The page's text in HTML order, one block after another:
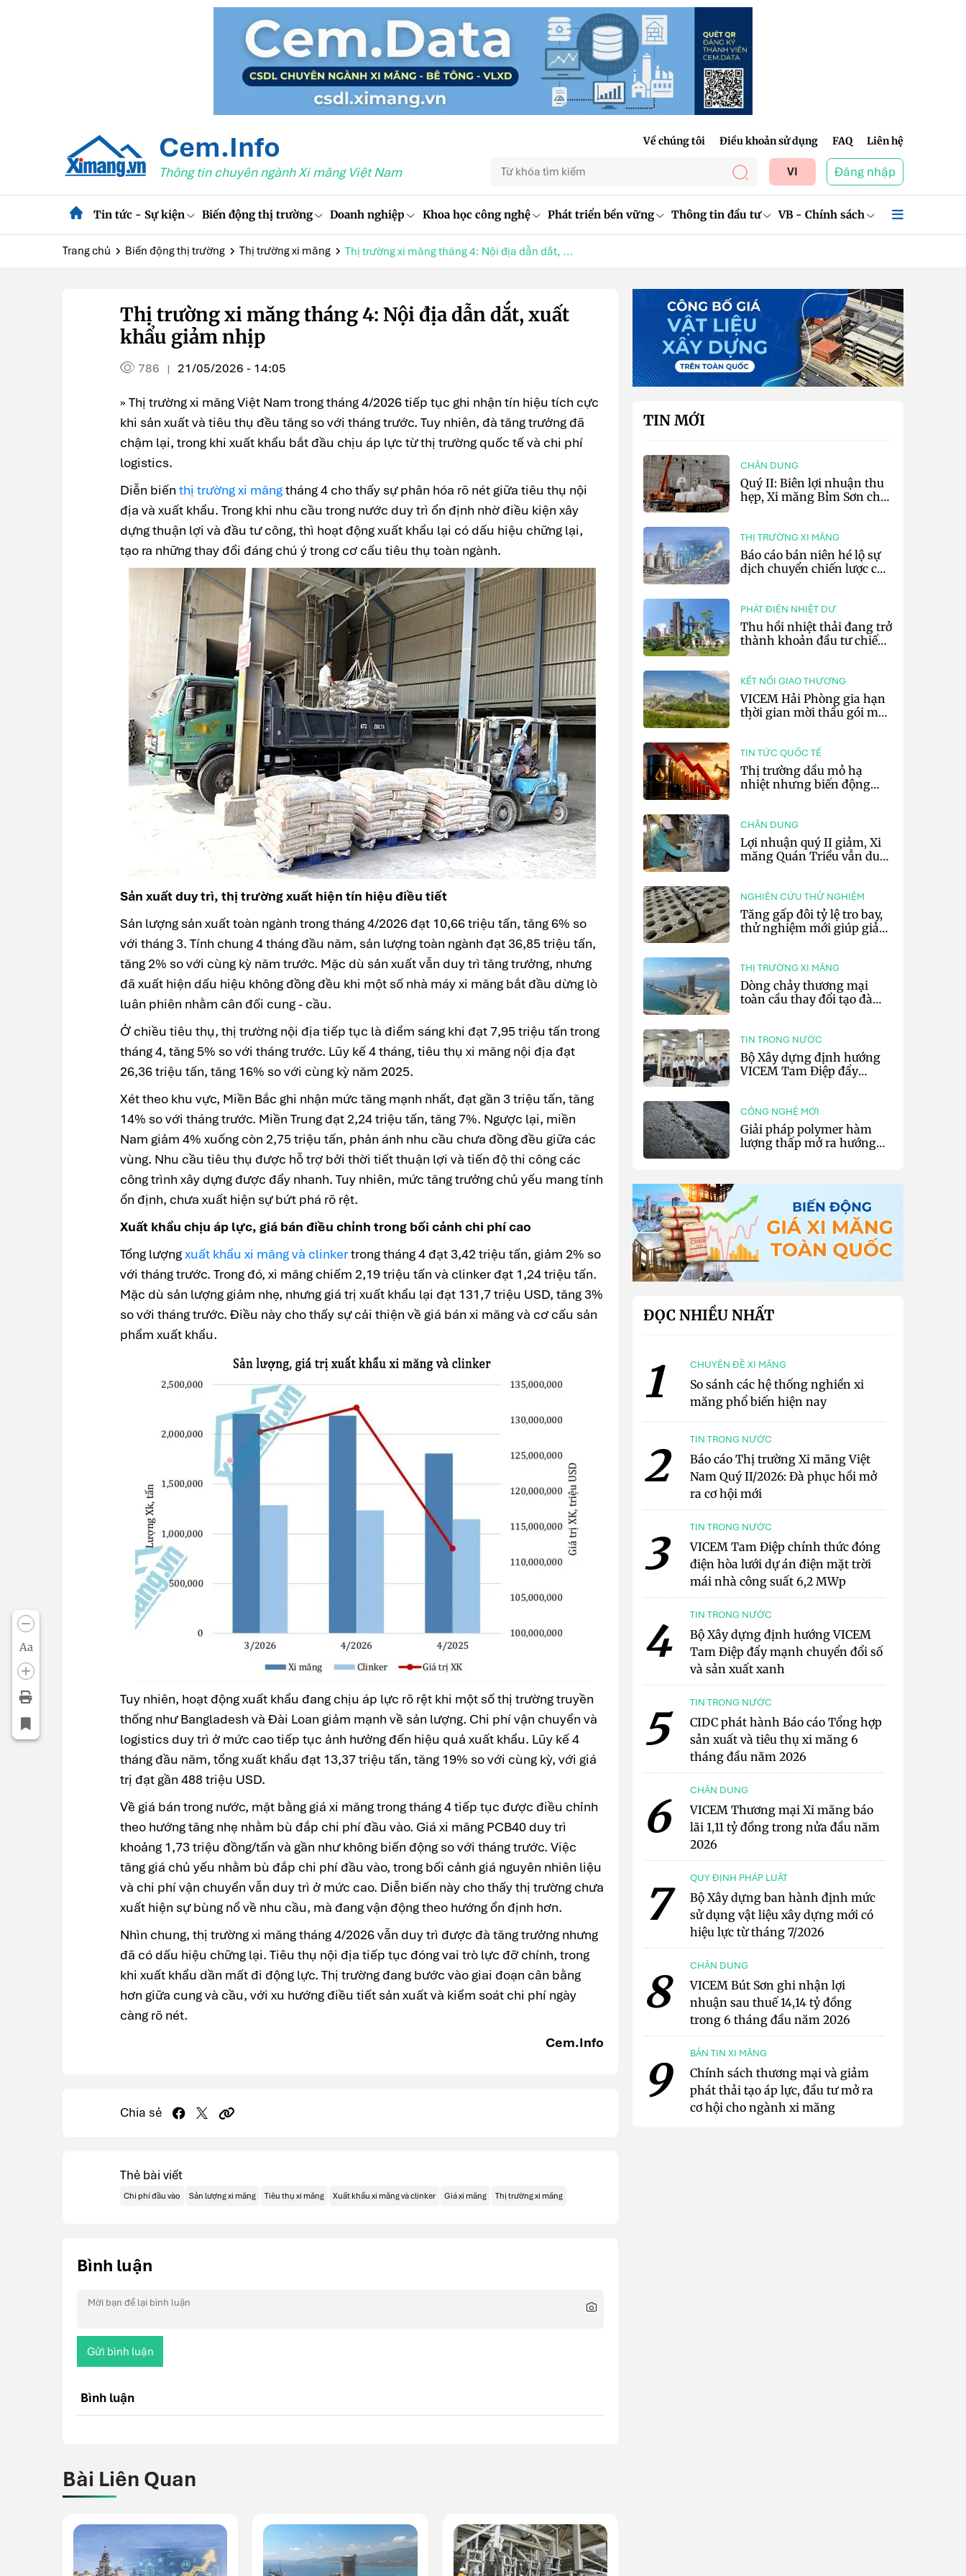
Cem.Info
Thông tin chuyên ngành Xi măng Việt Nam
Về chúng tôi Điều khoản sử dụng FAQ Liên hệ
VI Đăng nhập
Tin tức - Sự kiện Biến động thị trường Doanh nghiệp Khoa học công nghệ Phát triển bền vững Thông tin đầu tư VB - Chính sách
Trang chủ Biến động thị trường Thị trường xi măng Thị trường xi măng tháng 4: Nội địa dẫn dắt, ...
Aa
Thị trường xi măng tháng 4: Nội địa dẫn dắt, xuất
khẩu giảm nhịp
786 | 21/05/2026 - 14:05
» Thị trường xi măng Việt Nam trong tháng 4/2026 tiếp tục ghi nhận tín hiệu tích cực
khi sản xuất và tiêu thụ đều tăng so với tháng trước. Tuy nhiên, đà tăng trưởng đã
chậm lại, trong khi xuất khẩu bắt đầu chịu áp lực từ thị trường quốc tế và chi phí
logistics.
Diễn biến thị trường xi măngtháng 4 cho thấy sự phân hóa rõ nét giữa tiêu thụ nội
địa và xuất khẩu. Trong khi nhu cầu trong nước duy trì ổn định nhờ điều kiện xây
dựng thuận lợi và đầu tư công, thì hoạt động xuất khẩu lại có dấu hiệu chững lại,
tạo ra những thay đổi đáng chú ý trong cơ cấu tiêu thụ toàn ngành.
Sản xuất duy trì, thị trường xuất hiện tín hiệu điều tiết
Sản lượng sản xuất toàn ngành trong tháng 4/2026 đạt 10,66 triệu tấn, tăng 6% so
với tháng 3. Tính chung 4 tháng đầu năm, sản lượng toàn ngành đạt 36,85 triệu tấn,
tăng 2% so với cùng kỳ năm trước. Mặc dù sản xuất vẫn duy trì tăng trưởng, nhưng
đã xuất hiện dấu hiệu không đồng đều khi một số nhà máy xi măng bắt đầu dừng lò
luân phiên nhằm cân đối cung - cầu.
Ở chiều tiêu thụ, thị trường nội địa tiếp tục là điểm sáng khi đạt 7,95 triệu tấn trong
tháng 4, tăng 5% so với tháng trước. Lũy kế 4 tháng, tiêu thụ xi măng nội địa đạt
26,36 triệu tấn, tăng 16% so với cùng kỳ năm 2025.
Xét theo khu vực, Miền Bắc ghi nhận mức tăng mạnh nhất, đạt gần 3 triệu tấn, tăng
14% so với tháng trước. Miền Trung đạt 2,24 triệu tấn, tăng 7%. Ngược lại, miền
Nam giảm 4% xuống còn 2,75 triệu tấn, phản ánh nhu cầu chưa đồng đều giữa các
vùng. Nhu cầu tiêu thụ được hỗ trợ bởi thời tiết thuận lợi và tiến độ thi công các
công trình xây dựng được đẩy nhanh. Tuy nhiên, mức tăng trưởng chủ yếu mang tính
ổn định, chưa xuất hiện sự bứt phá rõ rệt.
Xuất khẩu chịu áp lực, giá bán điều chỉnh trong bối cảnh chi phí cao
Tổng lượngxuất khẩu xi măng và clinkertrong tháng 4 đạt 3,42 triệu tấn, giảm 2% so
với tháng trước. Trong đó, xi măng chiếm 2,19 triệu tấn và clinker đạt 1,24 triệu tấn.
Mặc dù sản lượng giảm nhẹ, nhưng giá trị xuất khẩu lại đạt 131,7 triệu USD, tăng 3%
so với tháng trước. Điều này cho thấy sự cải thiện về giá bán xi măng và cơ cấu sản
phẩm xuất khẩu.
Tuy nhiên, hoạt động xuất khẩu đang chịu áp lực rõ rệt khi một số thị trường truyền
thống như Bangladesh và Đài Loan giảm mạnh về sản lượng. Chi phí vận chuyển và
logistics duy trì ở mức cao tiếp tục ảnh hưởng đến hiệu quả xuất khẩu. Lũy kế 4
tháng đầu năm, tổng xuất khẩu đạt 13,37 triệu tấn, tăng 19% so với cùng kỳ, với giá
trị đạt gần 488 triệu USD.
Về giá bán trong nước, mặt bằng giá xi măng trong tháng 4 tiếp tục được điều chỉnh
theo hướng tăng nhẹ nhằm bù đắp chi phí đầu vào. Giá xi măng PCB40 duy trì
khoảng 1,73 triệu đồng/tấn và gần như không biến động so với tháng trước. Việc
tăng giá chủ yếu nhằm bù đắp chi phí đầu vào, trong bối cảnh giá nguyên nhiên liệu
và chi phí vận chuyển vẫn duy trì ở mức cao. Diễn biến này cho thấy thị trường chưa
xuất hiện sự bùng nổ về nhu cầu, mà đang vận động theo hướng ổn định hơn.
Nhìn chung, thị trường xi măng tháng 4/2026 vẫn duy trì được đà tăng trưởng nhưng
đã có dấu hiệu chững lại. Tiêu thụ nội địa tiếp tục đóng vai trò lực đỡ chính, trong
khi xuất khẩu dần mất đi động lực. Thị trường đang bước vào giai đoạn cân bằng
hơn giữa cung và cầu, với xu hướng điều tiết sản xuất và kiểm soát chi phí ngày
càng rõ nét.
Cem.Info
Chia sẻ
Thẻ bài viết
Chi phí đầu vào Sản lượng xi măng Tiêu thụ xi măng Xuất khẩu xi măng và clinker Giá xi măng Thị trường xi măng
Bình luận
Gửi bình luận
Bình luận
Bài Liên Quan
TIN MỚI
CHÂN DUNG
Quý II: Biên lợi nhuận thu
hẹp, Xi măng Bỉm Sơn chỉ
THỊ TRƯỜNG XI MĂNG
Báo cáo bán niên hé lộ sự
dịch chuyển chiến lược của
PHÁT ĐIỆN NHIỆT DƯ
Thu hồi nhiệt thải đang trở
thành khoản đầu tư chiến
KẾT NỐI GIAO THƯƠNG
VICEM Hải Phòng gia hạn
thời gian mời thầu gói mua
TIN TỨC QUỐC TẾ
Thị trường dầu mỏ hạ
nhiệt nhưng biến động
CHÂN DUNG
Lợi nhuận quý II giảm, Xi
măng Quán Triều vẫn duy
NGHIÊN CỨU THỬ NGHIỆM
Tăng gấp đôi tỷ lệ tro bay,
thử nghiệm mới giúp giảm
THỊ TRƯỜNG XI MĂNG
Dòng chảy thương mại
toàn cầu thay đổi tạo đà
TIN TRONG NƯỚC
Bộ Xây dựng định hướng
VICEM Tam Điệp đẩy
CÔNG NGHỆ MỚI
Giải pháp polymer hàm
lượng thấp mở ra hướng
ĐỌC NHIỀU NHẤT
1 CHUYÊN ĐỀ XI MĂNG
So sánh các hệ thống nghiền xi
măng phổ biến hiện nay
2 TIN TRONG NƯỚC
Báo cáo Thị trường Xi măng Việt
Nam Quý II/2026: Đà phục hồi mở
ra cơ hội mới
3 TIN TRONG NƯỚC
VICEM Tam Điệp chính thức đóng
điện hòa lưới dự án điện mặt trời
mái nhà công suất 6,2 MWp
4 TIN TRONG NƯỚC
Bộ Xây dựng định hướng VICEM
Tam Điệp đẩy mạnh chuyển đổi số
và sản xuất xanh
5 TIN TRONG NƯỚC
CIDC phát hành Báo cáo Tổng hợp
sản xuất và tiêu thụ xi măng 6
tháng đầu năm 2026
6 CHÂN DUNG
VICEM Thương mại Xi măng báo
lãi 1,11 tỷ đồng trong nửa đầu năm
2026
7 QUY ĐỊNH PHÁP LUẬT
Bộ Xây dựng ban hành định mức
sử dụng vật liệu xây dựng mới có
hiệu lực từ tháng 7/2026
8 CHÂN DUNG
VICEM Bút Sơn ghi nhận lợi
nhuận sau thuế 14,14 tỷ đồng
trong 6 tháng đầu năm 2026
9 BẢN TIN XI MĂNG
Chính sách thương mại và giảm
phát thải tạo áp lực, đầu tư mở ra
cơ hội cho ngành xi măng